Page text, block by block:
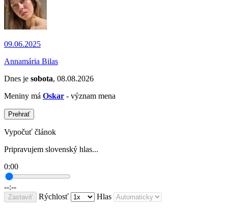
09.06.2025
Annamária Bilas
Dnes je sobota, 08.08.2026
Meniny má Oskar - význam mena
Prehrať
Vypočuť článok
Pripravujem slovenský hlas...
0:00
--:--
Zastaviť Rýchlosť Hlas